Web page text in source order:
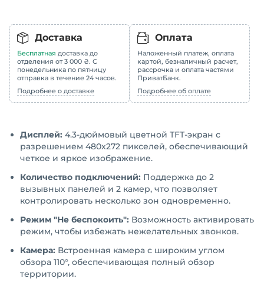
Доставка
Бесплатная доставка до
отделения от 3 000 ₴. С
понедельника по пятницу
отправка в течение 24 часов.
Подробнее о доставке
Оплата
Наложенный платеж, оплата
картой, безналичный расчет,
рассрочка и оплата частями
ПриватБанк.
Подробнее об оплате
Дисплей: 4.3-дюймовый цветной TFT-экран с
разрешением 480x272 пикселей, обеспечивающий
четкое и яркое изображение.
Количество подключений: Поддержка до 2
вызывных панелей и 2 камер, что позволяет
контролировать несколько зон одновременно.
Режим "Не беспокоить": Возможность активировать
режим, чтобы избежать нежелательных звонков.
Камера: Встроенная камера с широким углом
обзора 110°, обеспечивающая полный обзор
территории.